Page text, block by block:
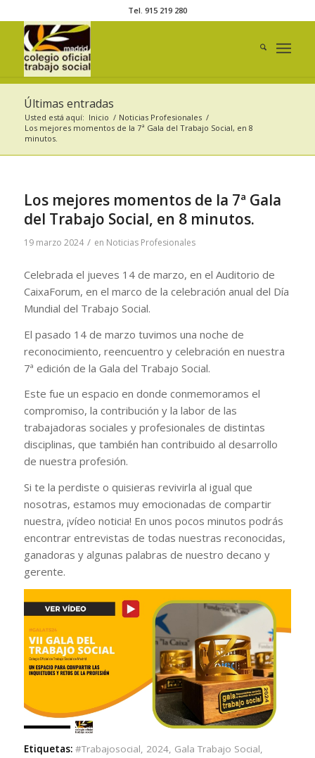
Tel. 915 219 280
Últimas entradas
Usted está aquí: Inicio / Noticias Profesionales /
Los mejores momentos de la 7ª Gala del Trabajo Social, en 8
minutos.
Los mejores momentos de la 7ª Gala
del Trabajo Social, en 8 minutos.
19 marzo 2024 / en Noticias Profesionales
Celebrada el jueves 14 de marzo, en el Auditorio de
CaixaForum, en el marco de la celebración anual del Día
Mundial del Trabajo Social.
El pasado 14 de marzo tuvimos una noche de
reconocimiento, reencuentro y celebración en nuestra
7ª edición de la Gala del Trabajo Social.
Este fue un espacio en donde conmemoramos el
compromiso, la contribución y la labor de las
trabajadoras sociales y profesionales de distintas
disciplinas, que también han contribuido al desarrollo
de nuestra profesión.
Si te la perdiste o quisieras revivirla al igual que
nosotras, estamos muy emocionadas de compartir
nuestra, ¡vídeo noticia! En unos pocos minutos podrás
encontrar entrevistas de todas nuestras reconocidas,
ganadoras y algunas palabras de nuestro decano y
gerente.
Etiquetas: #Trabajosocial, 2024, Gala Trabajo Social,